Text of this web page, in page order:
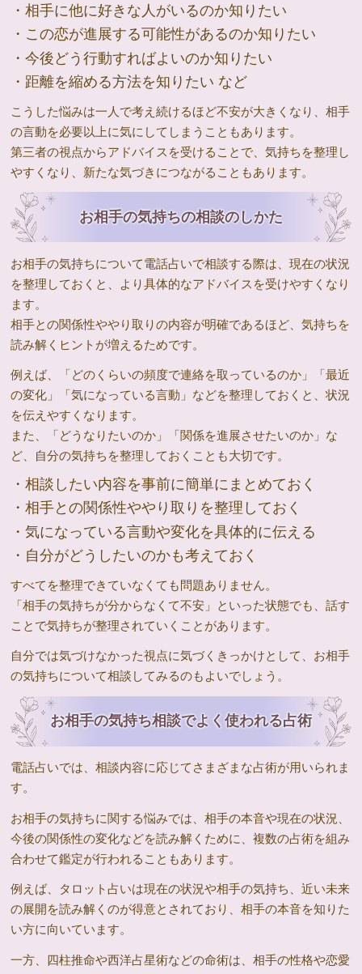
・相手に他に好きな人がいるのか知りたい
・この恋が進展する可能性があるのか知りたい
・今後どう行動すればよいのか知りたい
・距離を縮める方法を知りたい など
こうした悩みは一人で考え続けるほど不安が大きくなり、相手
の言動を必要以上に気にしてしまうこともあります。
第三者の視点からアドバイスを受けることで、気持ちを整理し
やすくなり、新たな気づきにつながることもあります。
お相手の気持ちの相談のしかた
お相手の気持ちについて電話占いで相談する際は、現在の状況
を整理しておくと、より具体的なアドバイスを受けやすくなり
ます。
相手との関係性ややり取りの内容が明確であるほど、気持ちを
読み解くヒントが増えるためです。
例えば、「どのくらいの頻度で連絡を取っているのか」「最近
の変化」「気になっている言動」などを整理しておくと、状況
を伝えやすくなります。
また、「どうなりたいのか」「関係を進展させたいのか」な
ど、自分の気持ちを整理しておくことも大切です。
・相談したい内容を事前に簡単にまとめておく
・相手との関係性ややり取りを整理しておく
・気になっている言動や変化を具体的に伝える
・自分がどうしたいのかも考えておく
すべてを整理できていなくても問題ありません。
「相手の気持ちが分からなくて不安」といった状態でも、話す
ことで気持ちが整理されていくことがあります。
自分では気づけなかった視点に気づくきっかけとして、お相手
の気持ちについて相談してみるのもよいでしょう。
お相手の気持ち相談でよく使われる占術
電話占いでは、相談内容に応じてさまざまな占術が用いられま
す。
お相手の気持ちに関する悩みでは、相手の本音や現在の状況、
今後の関係性の変化などを読み解くために、複数の占術を組み
合わせて鑑定が行われることもあります。
例えば、タロット占いは現在の状況や相手の気持ち、近い未来
の展開を読み解くのが得意とされており、相手の本音を知りた
い方に向いています。
一方、四柱推命や西洋占星術などの命術は、相手の性格や恋愛